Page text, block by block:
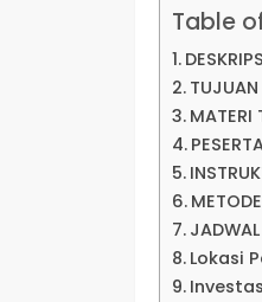
Table
MATERI
Lokasi